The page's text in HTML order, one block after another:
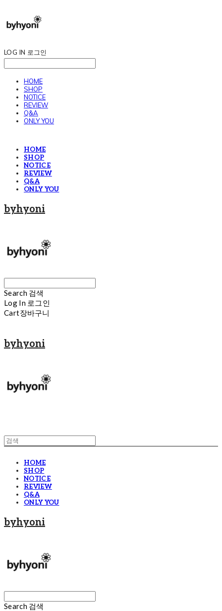
LOG IN 로그인
HOME
SHOP
NOTICE
REVIEW
Q&A
ONLY YOU
HOME
SHOP
NOTICE
REVIEW
Q&A
ONLY YOU
byhyoni
Search 검색
Log In 로그인
Cart장바구니
byhyoni
HOME
SHOP
NOTICE
REVIEW
Q&A
ONLY YOU
byhyoni
Search 검색